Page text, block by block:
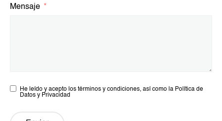
Mensaje
He leído y acepto los términos y condiciones, así como la Política de
Datos y Privacidad